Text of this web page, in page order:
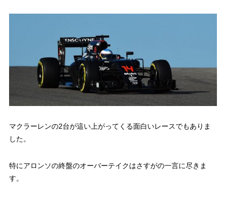
マクラーレンの2台が這い上がってくる面白いレースでもありま
した。
特にアロンソの終盤のオーバーテイクはさすがの一言に尽きま
す。